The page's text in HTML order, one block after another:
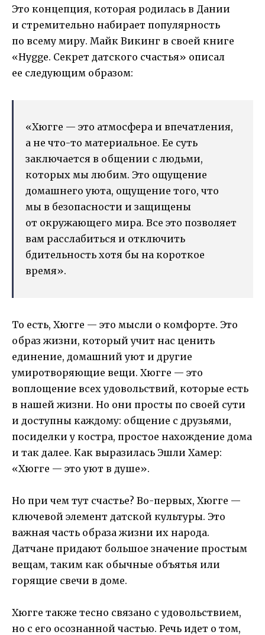
Это концепция, которая родилась в Дании
и стремительно набирает популярность
по всему миру. Майк Викинг в своей книге
«Hygge. Секрет датского счастья» описал
ее следующим образом:
«Хюгге — это атмосфера и впечатления,
а не что-то материальное. Ее суть
заключается в общении с людьми,
которых мы любим. Это ощущение
домашнего уюта, ощущение того, что
мы в безопасности и защищены
от окружающего мира. Все это позволяет
вам расслабиться и отключить
бдительность хотя бы на короткое
время».
То есть, Хюгге — это мысли о комфорте. Это
образ жизни, который учит нас ценить
единение, домашний уют и другие
умиротворяющие вещи. Хюгге — это
воплощение всех удовольствий, которые есть
в нашей жизни. Но они просты по своей сути
и доступны каждому: общение с друзьями,
посиделки у костра, простое нахождение дома
и так далее. Как выразилась Эшли Хамер:
«Хюгге — это уют в душе».
Но при чем тут счастье? Во-первых, Хюгге —
ключевой элемент датской культуры. Это
важная часть образа жизни их народа.
Датчане придают большое значение простым
вещам, таким как обычные объятья или
горящие свечи в доме.
Хюгге также тесно связано с удовольствием,
но с его осознанной частью. Речь идет о том,